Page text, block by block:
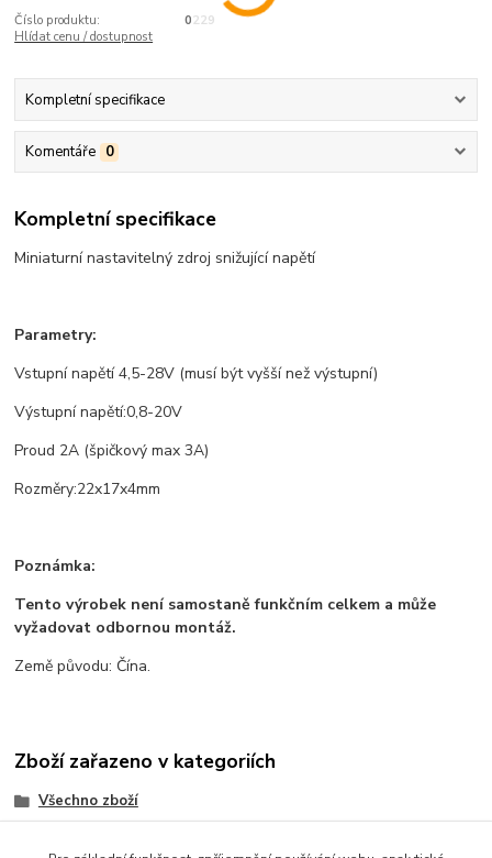
Číslo produktu:
0229
Hlídat cenu / dostupnost
Kompletní specifikace
Komentáře 0
Kompletní specifikace
Miniaturní nastavitelný zdroj snižující napětí
Parametry:
Vstupní napětí 4,5-28V (musí být vyšší než výstupní)
Výstupní napětí:0,8-20V
Proud 2A (špičkový max 3A)
Rozměry:22x17x4mm
Poznámka:
Tento výrobek není samostaně funkčním celkem a může
vyžadovat odbornou montáž.
Země původu: Čína.
Zboží zařazeno v kategoriích
Všechno zboží